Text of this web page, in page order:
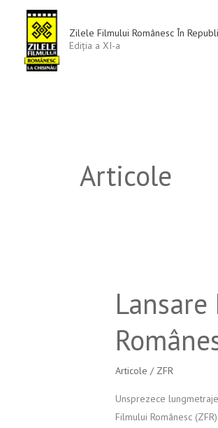
content
Zilele Filmului Românesc În
Ediția a XI-a
Articole
Articole / ZFR
Unsprezece
Filmului Românesc
Lansare
Festival
Zilele
Filmului
Românesc
ediția
a